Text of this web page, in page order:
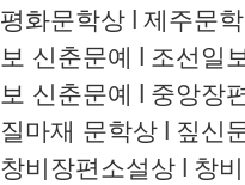
평화문학상 l 제주문
보 신춘문예 l 조선일
보 신춘문예 l 중앙장
질마재 문학상 l 짚신
창비장편소설상 l 창